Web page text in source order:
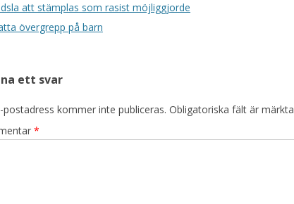
att stämplas som rasist möjliggjorde
övergrepp på barn
ett svar
postadress kommer inte publiceras. Obligatoriska fält är märkta
*